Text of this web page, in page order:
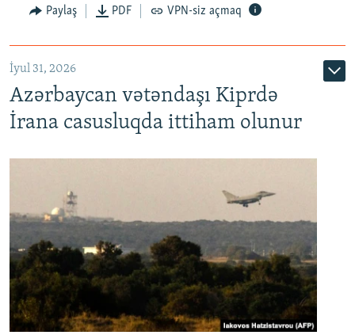
Paylaş PDF VPN-siz açmaq
İyul 31, 2026
Azərbaycan vətəndaşı Kiprdə
İrana casusluqda ittiham olunur